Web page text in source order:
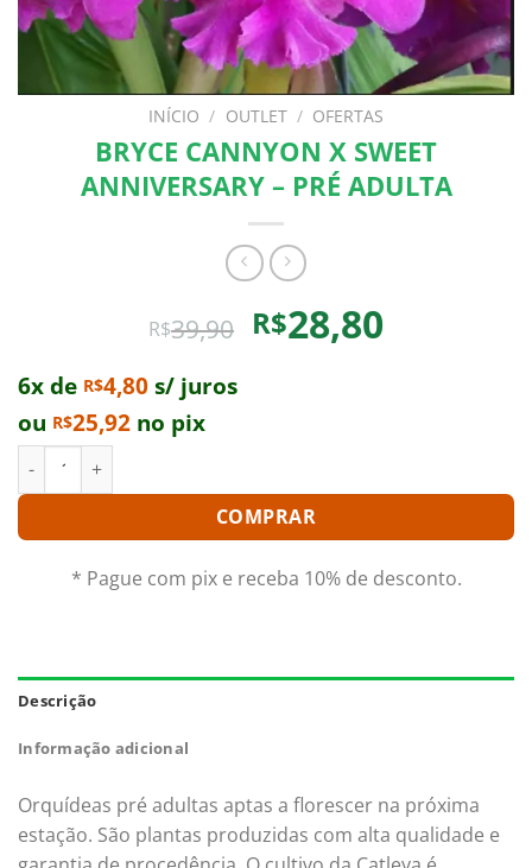
INÍCIO / OUTLET / OFERTAS
BRYCE CANNYON X SWEET
ANNIVERSARY – PRÉ ADULTA
R$39,90 O
preço
R$28,80O
preço
6x de R$4,80s/ juros
ou R$25,92 no pix
BRYCE CANNYON X SWEET ANNIVERSARY - PRÉ ADULTA
COMPRAR
* Pague com pix e receba 10% de desconto.
Descrição
Informação adicional
Orquídeas pré adultas aptas a florescer na próxima
estação. São plantas produzidas com alta qualidade e